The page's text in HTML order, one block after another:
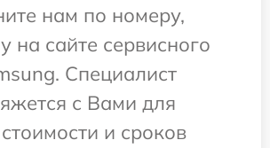
нам по номеру,
на сайте сервисного
Специалист
с Вами для
и сроков